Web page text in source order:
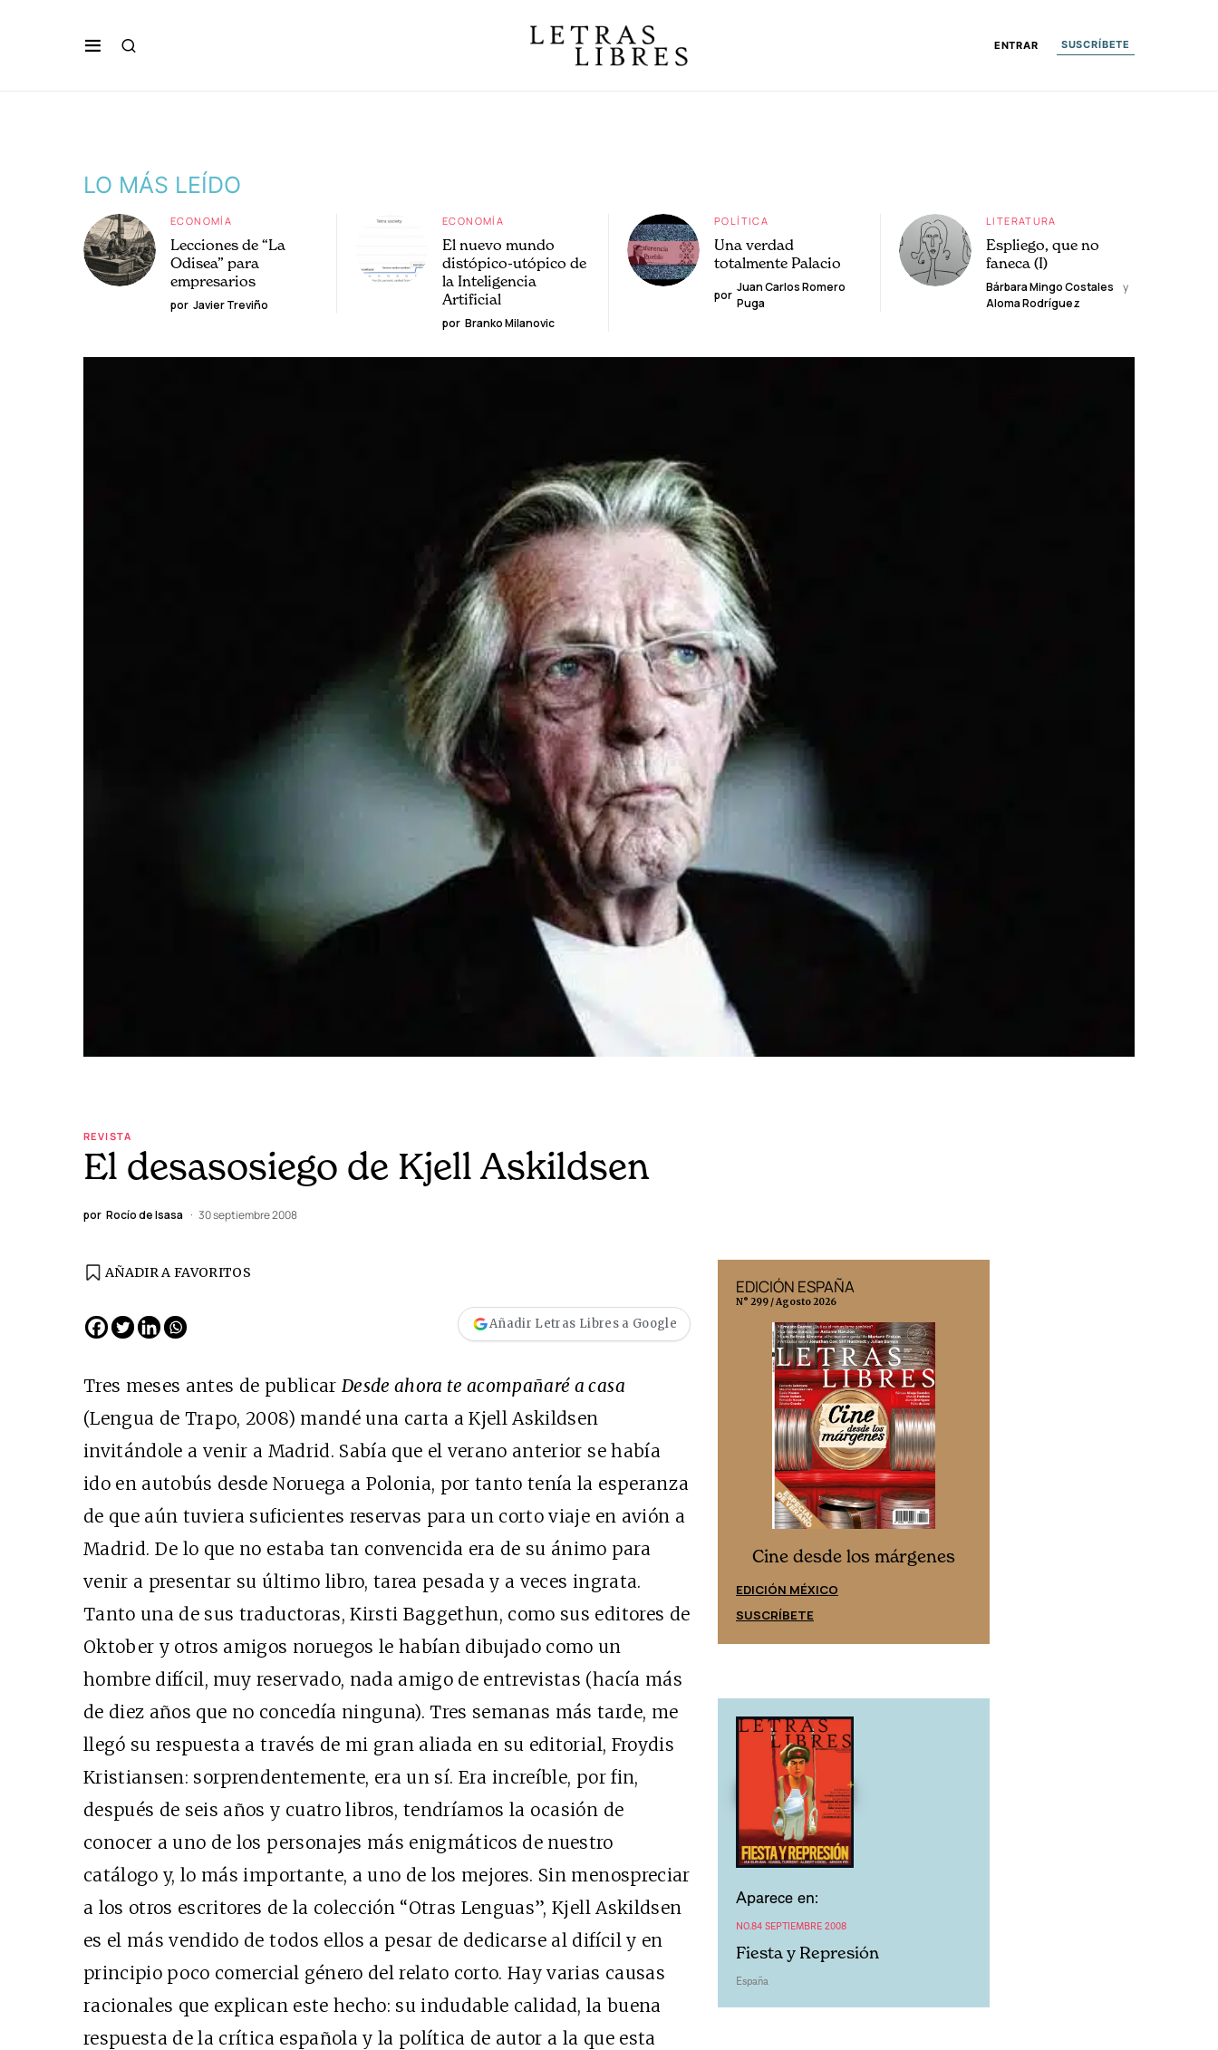
ENTRAR SUSCRÍBETE
LO MÁS LEÍDO
ECONOMÍA
Lecciones de “La
Odisea” para
empresarios
por Javier Treviño
ECONOMÍA
El nuevo mundo
distópico-utópico de
la Inteligencia
Artificial
por Branko Milanovic
POLÍTICA
Una verdad
totalmente Palacio
por
Juan Carlos Romero
Puga
LITERATURA
Espliego, que no
faneca (I)
Bárbara Mingo Costales
y
Aloma Rodríguez
REVISTA
El desasosiego de Kjell Askildsen
por Rocío de Isasa 30 septiembre 2008
AÑADIR A FAVORITOS
Añadir Letras Libres a Google
Tres meses antes de publicar Desde ahora te acompañaré a casa
(Lengua de Trapo, 2008) mandé una carta a Kjell Askildsen
invitándole a venir a Madrid. Sabía que el verano anterior se había
ido en autobús desde Noruega a Polonia, por tanto tenía la esperanza
de que aún tuviera suficientes reservas para un corto viaje en avión a
Madrid. De lo que no estaba tan convencida era de su ánimo para
venir a presentar su último libro, tarea pesada y a veces ingrata.
Tanto una de sus traductoras, Kirsti Baggethun, como sus editores de
Oktober y otros amigos noruegos le habían dibujado como un
hombre difícil, muy reservado, nada amigo de entrevistas (hacía más
de diez años que no concedía ninguna). Tres semanas más tarde, me
llegó su respuesta a través de mi gran aliada en su editorial, Froydis
Kristiansen: sorprendentemente, era un sí. Era increíble, por fin,
después de seis años y cuatro libros, tendríamos la ocasión de
conocer a uno de los personajes más enigmáticos de nuestro
catálogo y, lo más importante, a uno de los mejores. Sin menospreciar
a los otros escritores de la colección “Otras Lenguas”, Kjell Askildsen
es el más vendido de todos ellos a pesar de dedicarse al difícil y en
principio poco comercial género del relato corto. Hay varias causas
racionales que explican este hecho: su indudable calidad, la buena
respuesta de la crítica española y la política de autor a la que esta
Cine desde los márgenes
EDICIÓN MÉXICO
SUSCRÍBETE
Cine desde los márgenes
EDICIÓN ESPAÑA
SUSCRÍBETE
EDICIÓN ESPAÑA
N° 299 / Agosto 2026
Cine desde los márgenes
EDICIÓN MÉXICO
SUSCRÍBETE
Aparece en:
NO.84 SEPTIEMBRE 2008
Fiesta y Represión
España